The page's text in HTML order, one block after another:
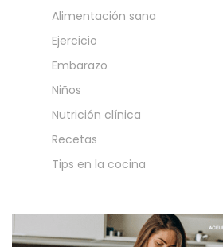
Alimentación sana
Ejercicio
Embarazo
Niños
Nutrición clínica
Recetas
Tips en la cocina